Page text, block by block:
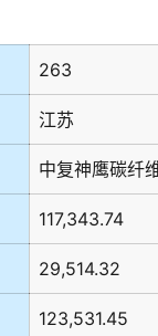
263
江苏
中复神鹰碳纤
117,343.74
29,514.32
123,531.45